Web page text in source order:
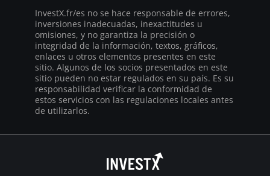
InvestX.fr/es no se hace responsable de errores,
inversiones inadecuadas, inexactitudes u
omisiones, y no garantiza la precisión o
integridad de la información, textos, gráficos,
enlaces u otros elementos presentes en este
sitio. Algunos de los socios presentados en este
sitio pueden no estar regulados en su país. Es su
responsabilidad verificar la conformidad de
estos servicios con las regulaciones locales antes
de utilizarlos.